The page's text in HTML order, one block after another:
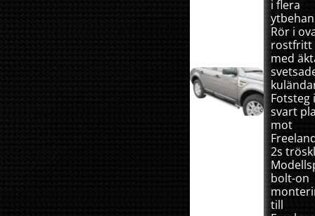
i flera
Rör i
rostfritt
med
Fotsteg
svart
mot
2s
bolt-on
till